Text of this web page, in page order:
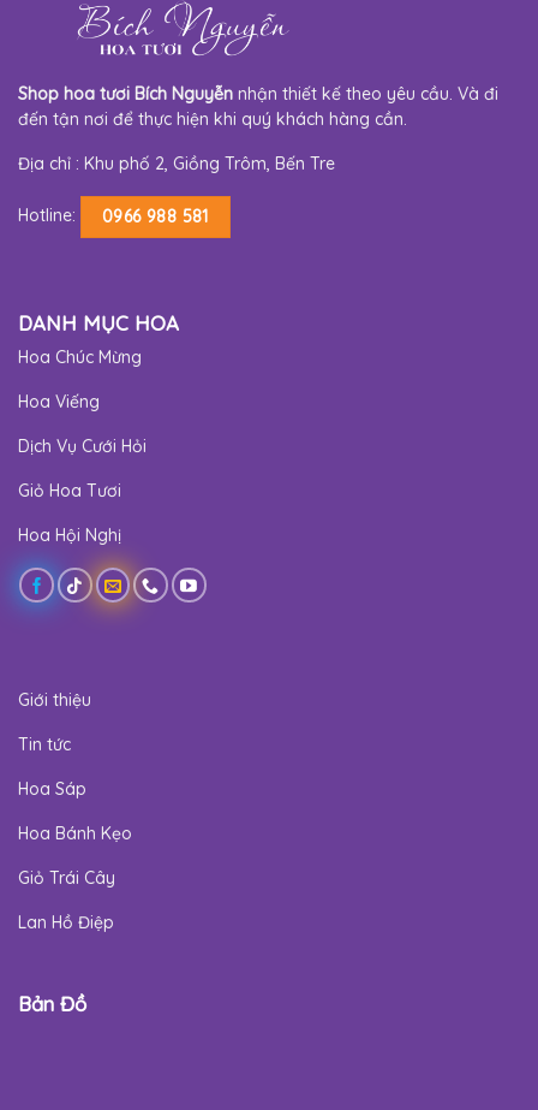
Shop hoa tươi Bích Nguyễn nhận thiết kế theo yêu cầu. Và đi
đến tận nơi để thực hiện khi quý khách hàng cần.
Địa chỉ : Khu phố 2, Giồng Trôm, Bến Tre
Hotline: 0966 988 581
DANH MỤC HOA
Hoa Chúc Mừng
Hoa Viếng
Dịch Vụ Cưới Hỏi
Giỏ Hoa Tươi
Hoa Hội Nghị
Giới thiệu
Tin tức
Hoa Sáp
Hoa Bánh Kẹo
Giỏ Trái Cây
Lan Hồ Điệp
Bản Đồ